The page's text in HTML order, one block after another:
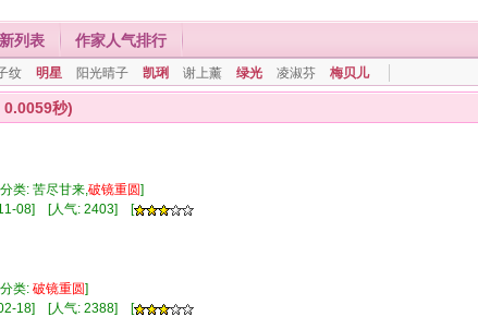
列表 作家人气排行
纹 明星 阳光晴子 凯琍 谢上薰 绿光 凌淑芬 梅贝儿
0.0059秒)
类: 苦尽甘来,破镜重圆]
11-08] [人气: 2403] [
类: 破镜重圆]
02-18] [人气: 2388] [